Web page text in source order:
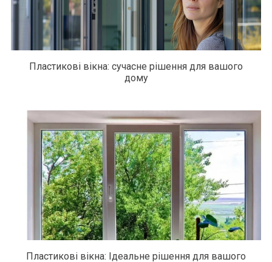
Пластикові вікна: сучасне рішення для вашого
дому
Пластикові вікна: Ідеальне рішення для вашого